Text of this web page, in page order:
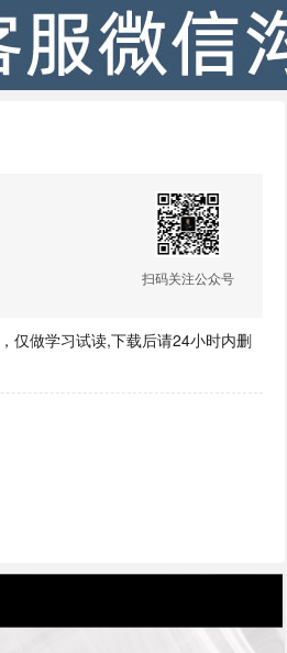
扫码关注公众号
仅做学习试读,下载后请24小时内删